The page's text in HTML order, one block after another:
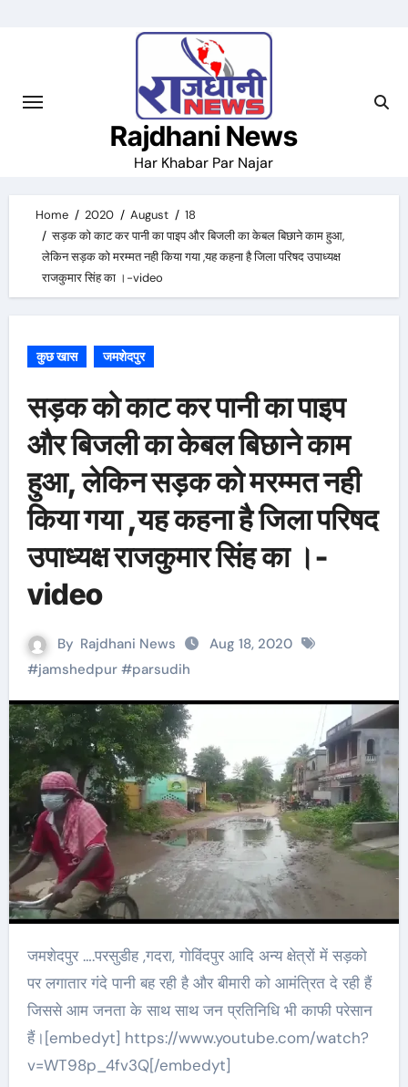
Rajdhani News
Har Khabar Par Najar
Home 2020 August
18
सड़क को काट कर पानी का पाइप और बिजली का केबल बिछाने काम हुआ,
लेकिन सड़क को मरम्मत नही किया गया ,यह कहना है जिला परिषद उपाध्यक्ष
राजकुमार सिंह का ।-video
कुछ खास जमशेदपुर
सड़क को काट कर पानी का पाइप
और बिजली का केबल बिछाने काम
हुआ, लेकिन सड़क को मरम्मत नही
किया गया ,यह कहना है जिला परिषद
उपाध्यक्ष राजकुमार सिंह का ।-
video
By Rajdhani News
Aug 18, 2020
#jamshedpur#parsudih
जमशेदपुर ….परसुडीह ,गदरा, गोविंदपुर आदि अन्य क्षेत्रों में सड़को
पर लगातार गंदे पानी बह रही है और बीमारी को आमंत्रित दे रही हैं
जिससे आम जनता के साथ साथ जन प्रतिनिधि भी काफी परेसान
हैं।[embedyt] https://www.youtube.com/watch?
v=WT98p_4fv3Q[/embedyt]